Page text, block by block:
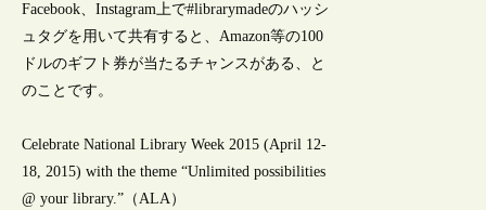
Facebook、Instagram上で#librarymadeのハッシ
ュタグを用いて共有すると、Amazon等の100
ドルのギフト券が当たるチャンスがある、と
のことです。
Celebrate National Library Week 2015 (April 12-
18, 2015) with the theme “Unlimited possibilities
@ your library.”（ALA）